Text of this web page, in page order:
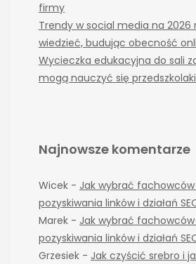
firmy
Trendy w social media na 2026
wiedzieć, budując obecność
Wycieczka edukacyjna do sali
mogą nauczyć się
Najnowsze komentarze
Wicek - Jak wybrać
pozyskiwania linków i działań
Marek - Jak wybrać
pozyskiwania linków i działań
Grzesiek - Jak czyścić srebro i